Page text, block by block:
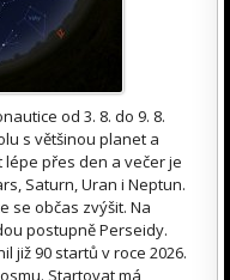
od 3. 8. do 9. 8.
s většinou planet a
přes den a večer je
Saturn, Uran i Neptun.
se občas zvýšit. Na
postupně Perseidy.
již 90 startů v roce 2026.